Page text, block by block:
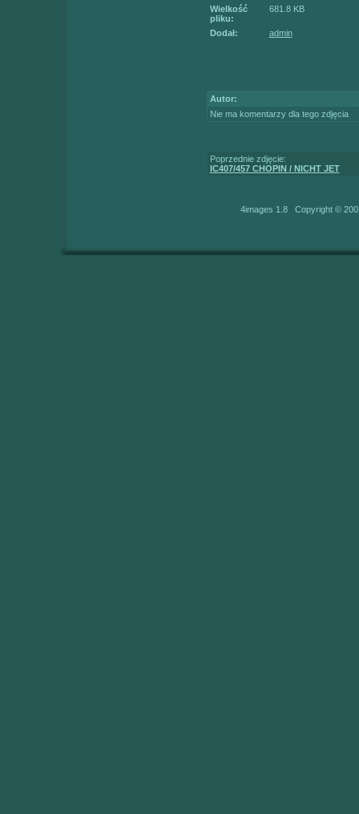
Wielkość
pliku:
681.8 KB
Dodał: admin
Autor:
Nie ma komentarzy dla tego zdjęcia
Poprzednie zdjęcie:
IC407/457 CHOPIN / NICHT JET
4images 1.8 Copyright ©